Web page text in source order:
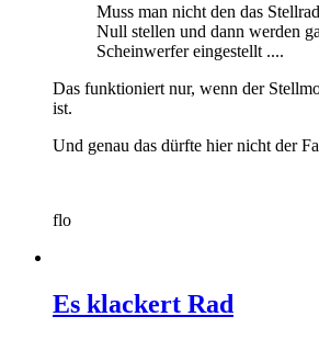
Muss man nicht den das
Null stellen und dann werden
Scheinwerfer eingestellt ....
Das funktioniert nur, wenn der
ist.
Und genau das dürfte hier nicht der
flo
Es klackert Rad